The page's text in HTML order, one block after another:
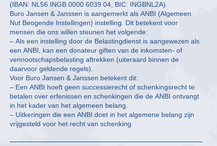
(IBAN: NL56 INGB 0000 6039 04, BIC: INGBNL2A).
Buro Jansen & Janssen is aangemerkt als ANBI (Algemeen
Nut Beogende Instellingen) instelling. Dit betekent voor
mensen die ons willen steunen het volgende:
– Als een instelling door de Belastingdienst is aangewezen als
een ANBI, kan een donateur giften van de inkomsten- of
vennootschapsbelasting aftrekken (uiteraard binnen de
daarvoor geldende regels).
Voor Buro Jansen & Janssen betekent dit:
– Een ANBI hoeft geen successierecht of schenkingsrecht te
betalen over erfenissen en schenkingen die de ANBI ontvangt
in het kader van het algemeen belang.
– Uitkeringen die een ANBI doet in het algemene belang zijn
vrijgesteld voor het recht van schenking.